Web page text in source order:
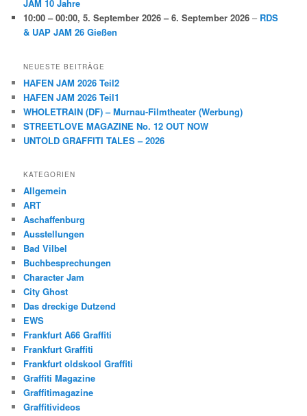
JAM 10 Jahre
10:00 – 00:00,5. September 2026 – 6. September 2026 – RDS
& UAP JAM 26 Gießen
NEUESTE BEITRÄGE
HAFEN JAM 2026 Teil2
HAFEN JAM 2026 Teil1
WHOLETRAIN (DF) – Murnau-Filmtheater (Werbung)
STREETLOVE MAGAZINE No. 12 OUT NOW
UNTOLD GRAFFITI TALES – 2026
KATEGORIEN
Allgemein
ART
Aschaffenburg
Ausstellungen
Bad Vilbel
Buchbesprechungen
Character Jam
City Ghost
Das dreckige Dutzend
EWS
Frankfurt A66 Graffiti
Frankfurt Graffiti
Frankfurt oldskool Graffiti
Graffiti Magazine
Graffitimagazine
Graffitivideos